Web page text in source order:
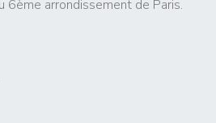
6ème arrondissement de Paris.